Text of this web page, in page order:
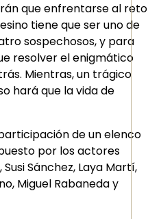
que enfrentarse al reto
tiene que ser uno de
sospechosos, y para
resolver el enigmático
Mientras, un trágico
hará que la vida de
de un elenco
por los actores
Sánchez, Laya Martí,
Miguel Rabaneda y